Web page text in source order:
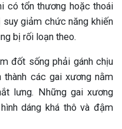
có tổn thương hoặc thoái
giảm chức năng khiến
bị rối loạn theo.
đốt sống phải gánh chịu
các gai xương nằm
lưng. Những gai xương
dáng khá thô và đậm